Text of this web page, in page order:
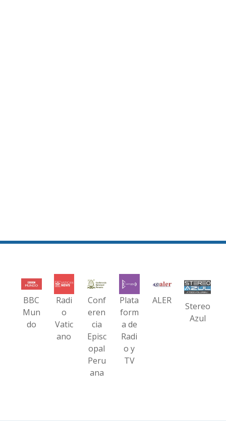
BBC
Mun
do
Radi
o
Vatic
ano
Conf
eren
cia
Episc
opal
Peru
ana
Plata
form
a de
Radi
o y
TV
ALER
Stereo
Azul